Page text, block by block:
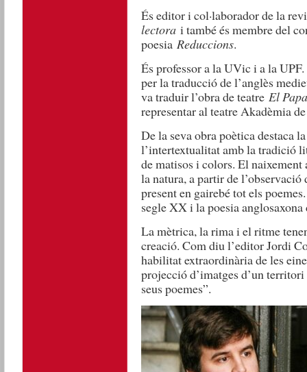
És editor i col·laborador de la
lectorai també és membre del
poesia Reduccions.
És professor a la UVic i a la
per la traducció de l’anglès
va traduir l’obra de teatre El Papa
representar al teatre Akadèmia
De la seva obra poètica destaca
l’intertextualitat amb la tradició
de matisos i colors. El
la natura, a partir de
present en gairebé tot els
segle XX i la poesia
La mètrica, la rima i el ritme
creació. Com diu l’editor Jordi
habilitat extraordinària de les
projecció d’imatges d’un
seus poemes”.